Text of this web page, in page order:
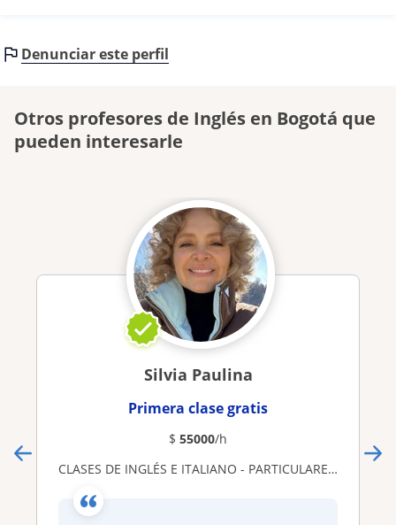
Denunciar este perfil
Otros profesores de Inglés en Bogotá que
pueden interesarle
Silvia Paulina
Primera clase gratis
$ 55000/h
CLASES DE INGLÉS E ITALIANO - PARTICULARES Y EN GRUPOS - PRESENCIAL Y VIRTUAL - JÓVENES Y ADULTOS